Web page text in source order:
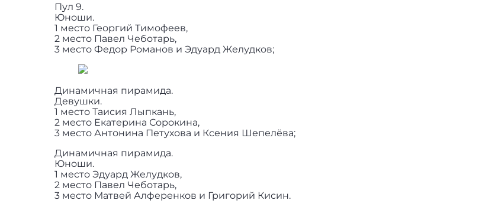
Пул 9.
Юноши.
1 место Георгий Тимофеев,
2 место Павел Чеботарь,
3 место Федор Романов и Эдуард Желудков;
Динамичная пирамида.
Девушки.
1 место Таисия Лыпкань,
2 место Екатерина Сорокина,
3 место Антонина Петухова и Ксения Шепелёва;
Динамичная пирамида.
Юноши.
1 место Эдуард Желудков,
2 место Павел Чеботарь,
3 место Матвей Алференков и Григорий Кисин.